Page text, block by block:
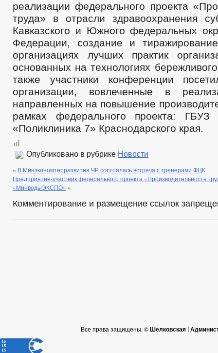
реализации федерального проекта
труда» в отрасли здравоохранения
Кавказского и Южного федеральных
Федерации, создание и
организациях лучших практик
основанных на технологиях
также участники конференции
организации, вовлеченные в
направленных на повышение
рамках федерального проекта:
«Поликлиника 7» Краснодарского края.
Опубликовано в рубрике Новости
« В Минэкономтерразвития ЧР состоялась встреча с тренерами ФЦК
Предприятие-участник федерального проекта «Производительность
«МинводыЭКСПО» »
Комментирование и размещение ссылок
Все права защищены. ©Шелковская |